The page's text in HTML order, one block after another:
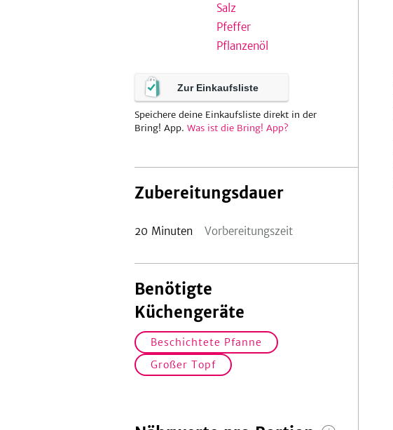
Salz
Pfeffer
Pflanzenöl
Zur Einkaufsliste
Speichere deine Einkaufsliste direkt in der
Bring! App. Was ist die Bring! App?
Zubereitungsdauer
20 Minuten Vorbereitungszeit
Benötigte
Küchengeräte
Beschichtete Pfanne
Großer Topf